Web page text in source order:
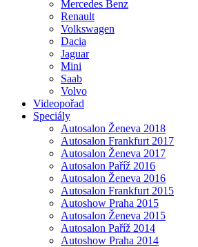
Mercedes Benz
Renault
Volkswagen
Dacia
Jaguar
Mini
Saab
Volvo
Videopořad
Speciály
Autosalon Ženeva 2018
Autosalon Frankfurt 2017
Autosalon Ženeva 2017
Autosalon Paříž 2016
Autosalon Ženeva 2016
Autosalon Frankfurt 2015
Autoshow Praha 2015
Autosalon Ženeva 2015
Autosalon Paříž 2014
Autoshow Praha 2014